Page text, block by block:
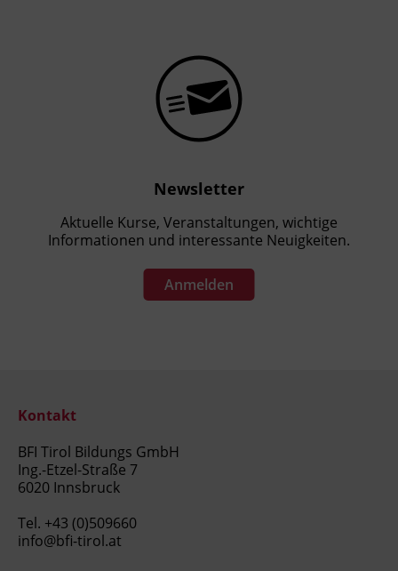
Newsletter
Aktuelle Kurse, Veranstaltungen, wichtige
Informationen und interessante Neuigkeiten.
Anmelden
Kontakt
BFI Tirol Bildungs GmbH
Ing.-Etzel-Straße 7
6020 Innsbruck
Tel. +43 (0)509660
info@bfi-tirol.at